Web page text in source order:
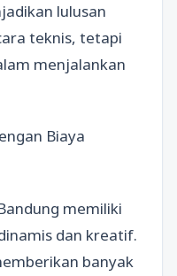
lulusan
teknis, tetapi
menjalankan
Biaya
memiliki
dan kreatif.
banyak